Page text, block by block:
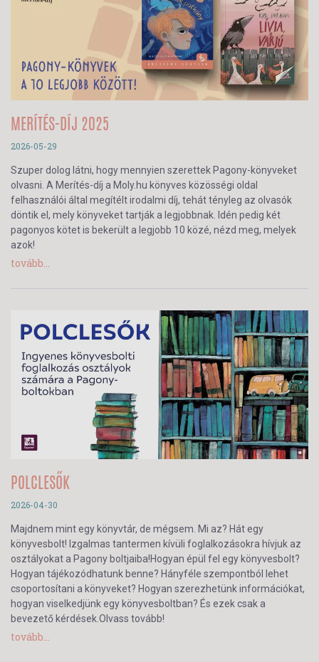
MERÍTÉS-DÍJ 2025
2026-05-29
Szuper dolog látni, hogy mennyien szerettek Pagony-könyveket
olvasni. A Merítés-díj a Moly.hu könyves közösségi oldal
felhasználói által megítélt irodalmi díj, tehát tényleg az olvasók
döntik el, mely könyveket tartják a legjobbnak. Idén pedig két
pagonyos kötet is bekerült a legjobb 10 közé, nézd meg, melyek
azok!
tovább...
POLCLESŐK
2026-04-30
Majdnem mint egy könyvtár, de mégsem. Mi az? Hát egy
könyvesbolt! Izgalmas tantermen kívüli foglalkozásokra hívjuk az
osztályokat a Pagony boltjaiba!Hogyan épül fel egy könyvesbolt?
Hogyan tájékozódhatunk benne? Hányféle szempontból lehet
csoportosítani a könyveket? Hogyan szerezhetünk információkat,
hogyan viselkedjünk egy könyvesboltban? És ezek csak a
bevezető kérdések.Olvass tovább!
tovább...